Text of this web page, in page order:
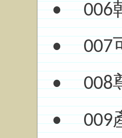
• 006
• 007
• 008
• 009